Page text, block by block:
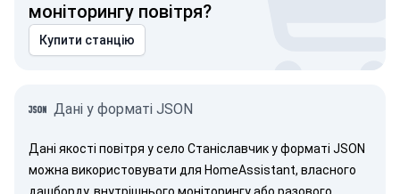
моніторингу повітря?
Купити станцію
Дані у форматі JSON
Дані якості повітря у село Станіславчик у форматі JSON
можна використовувати для HomeAssistant, власного